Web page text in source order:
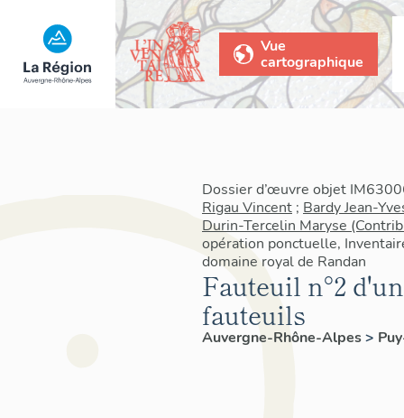
Vue
cartographique
Dossier d’œuvre objet
Rigau Vincent ; Bardy Jean-
Durin-Tercelin Maryse
opération ponctuelle,
domaine royal de Randan
Fauteuil n°2
fauteuils
Auvergne-Rhône-Alpes>